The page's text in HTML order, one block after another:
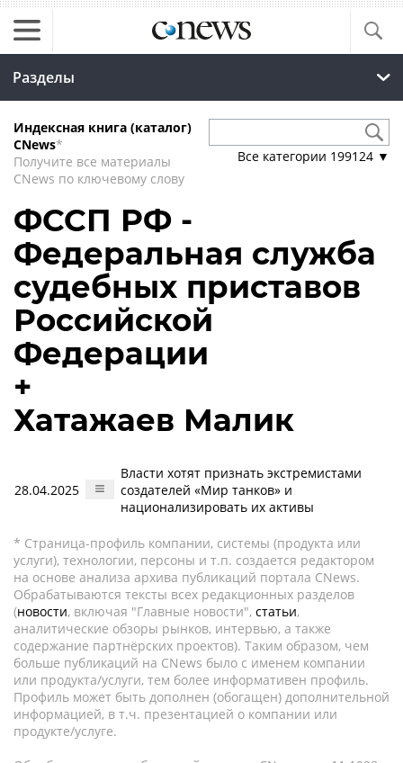
Разделы
Индексная книга (каталог)
CNews*
Получите все материалы
CNews по ключевому слову
Все категории 199124 ▼
ФССП РФ -
Федеральная служба
судебных приставов
Российской
Федерации
+
Хатажаев Малик
28.04.2025
Власти хотят признать экстремистами
создателей «Мир танков» и
национализировать их активы
* Страница-профиль компании, системы (продукта или
услуги), технологии, персоны и т.п. создается редактором
на основе анализа архива публикаций портала CNews.
Обрабатываются тексты всех редакционных разделов
(новости, включая "Главные новости", статьи,
аналитические обзоры рынков, интервью, а также
содержание партнёрских проектов). Таким образом, чем
больше публикаций на CNews было с именем компании
или продукта/услуги, тем более информативен профиль.
Профиль может быть дополнен (обогащен) дополнительной
информацией, в т.ч. презентацией о компании или
продукте/услуге.